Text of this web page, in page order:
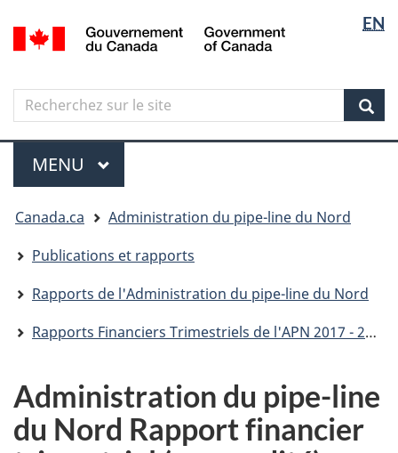
Aller
au
principal
Skip
to
government"
Passer
à
version
simplifiée
langue
EN
Canada
Search
Recherchez
sur
le
site
Menu
MENU PRINCIPAL
êtes
ici
Canada.ca
Administration du pipe-line du Nord
Publications et rapports
Rapports de l'Administration du pipe-line du Nord
Rapports Financiers Trimestriels de l'APN 2017 - 2018
Administration du pipe-line
du Nord Rapport financier